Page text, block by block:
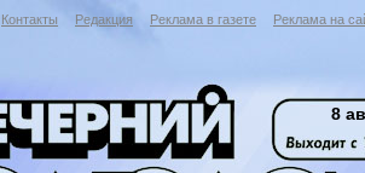
Контакты Редакция Реклама в газете Реклама на
8